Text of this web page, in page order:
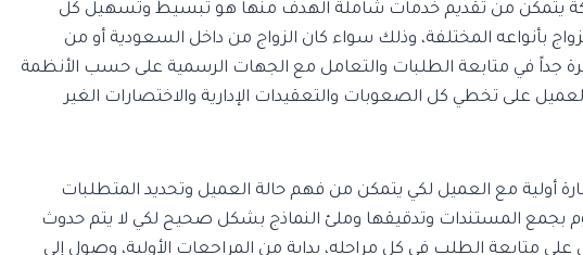
يتمكن من تقديم خدمات شاملة الهدف منها هو تبسيط وتسهيل كل
بأنواعه المختلفة، وذلك سواء كان الزواج من داخل السعودية أو من
جداً في متابعة الطلبات والتعامل مع الجهات الرسمية على حسب الأنظمة
على تخطي كل الصعوبات والتعقيدات الإدارية والاختصارات الغير
أولية مع العميل لكي يتمكن من فهم حالة العميل وتحديد المتطلبات
بجمع المستندات وتدقيقها وملئ النماذج بشكل صحيح لكي لا يتم حدوث
متابعة الطلب في كل مراحله، بداية من المراجعات الأولية، وصول إلى